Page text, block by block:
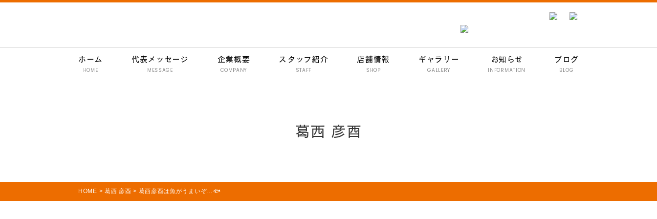
ホーム
HOME
代表メッセージ
MESSAGE
企業概要
COMPANY
スタッフ紹介
STAFF
店舗情報
SHOP
門前仲町 彦酉【居酒屋】
炭焼きハンバーグ 和
ギャラリー
GALLERY
お知らせ
INFORMATION
ブログ
BLOG
葛西 彦酉
HOME > 葛西 彦酉 > 葛西彦酉は魚がうまいぞ…🐟